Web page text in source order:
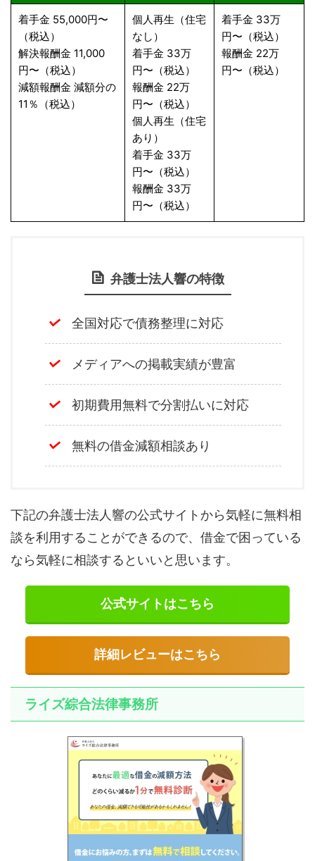
着手金 55,000円〜
（税込）
解決報酬金 11,000
円〜（税込）
減額報酬金 減額分の
11％（税込）
個人再生（住宅
なし）
着手金 33万
円〜（税込）
報酬金 22万
円〜（税込）
個人再生（住宅
あり）
着手金 33万
円〜（税込）
報酬金 33万
円〜（税込）
着手金 33万
円〜（税込）
報酬金 22万
円〜（税込）
弁護士法人響の特徴
全国対応で債務整理に対応
メディアへの掲載実績が豊富
初期費用無料で分割払いに対応
無料の借金減額相談あり
下記の弁護士法人響の公式サイトから気軽に無料相
談を利用することができるので、借金で困っている
なら気軽に相談するといいと思います。
公式サイトはこちら
詳細レビューはこちら
ライズ綜合法律事務所